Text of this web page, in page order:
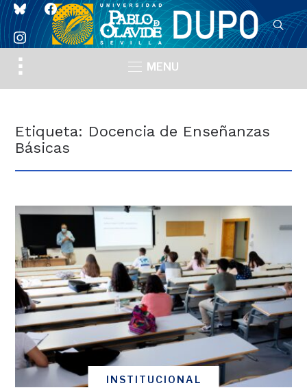
blueskyfacebook
instagram
Toggle
sidebar
MENU
Etiqueta: Docencia de Enseñanzas
Básicas
INSTITUCIONAL